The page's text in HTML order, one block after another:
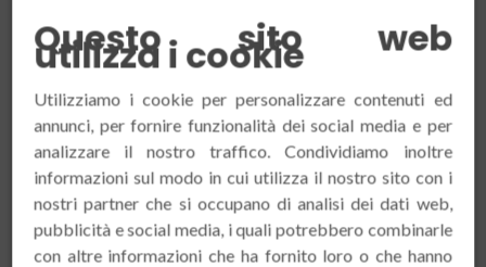
PRODOTTI PIÙ VISTI
BACCHE DI SORBO 1 KG
€ 18.50
BACCHE DI GINEPRO KG 1
Questo sito web
utilizza i cookie
Utilizziamo i cookie per personalizzare contenuti ed
annunci, per fornire funzionalità dei social media e per
analizzare il nostro traffico. Condividiamo inoltre
informazioni sul modo in cui utilizza il nostro sito con i
nostri partner che si occupano di analisi dei dati web,
pubblicità e social media, i quali potrebbero combinarle
con altre informazioni che ha fornito loro o che hanno